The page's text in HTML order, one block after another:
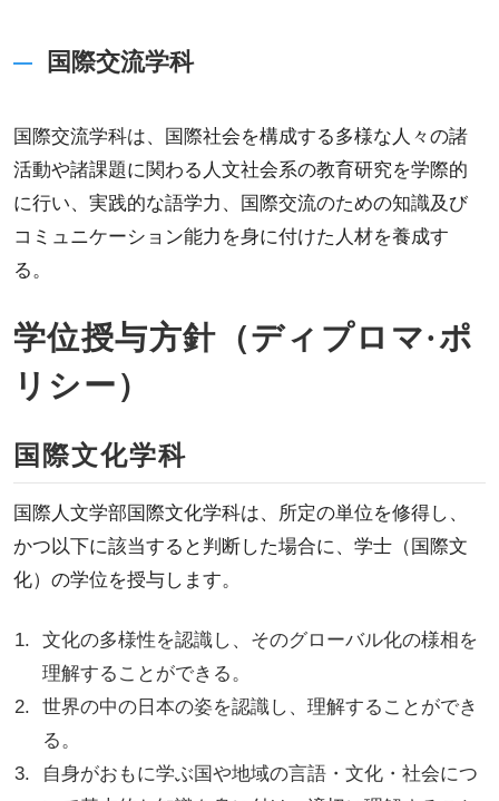
国際交流学科
国際交流学科は、国際社会を構成する多様な人々の諸
活動や諸課題に関わる人文社会系の教育研究を学際的
に行い、実践的な語学力、国際交流のための知識及び
コミュニケーション能力を身に付けた人材を養成す
る。
学位授与方針（ディプロマ·ポ
リシー）
国際文化学科
国際人文学部国際文化学科は、所定の単位を修得し、
かつ以下に該当すると判断した場合に、学士（国際文
化）の学位を授与します。
文化の多様性を認識し、そのグローバル化の様相を
理解することができる。
世界の中の日本の姿を認識し、理解することができ
る。
自身がおもに学ぶ国や地域の言語・文化・社会につ